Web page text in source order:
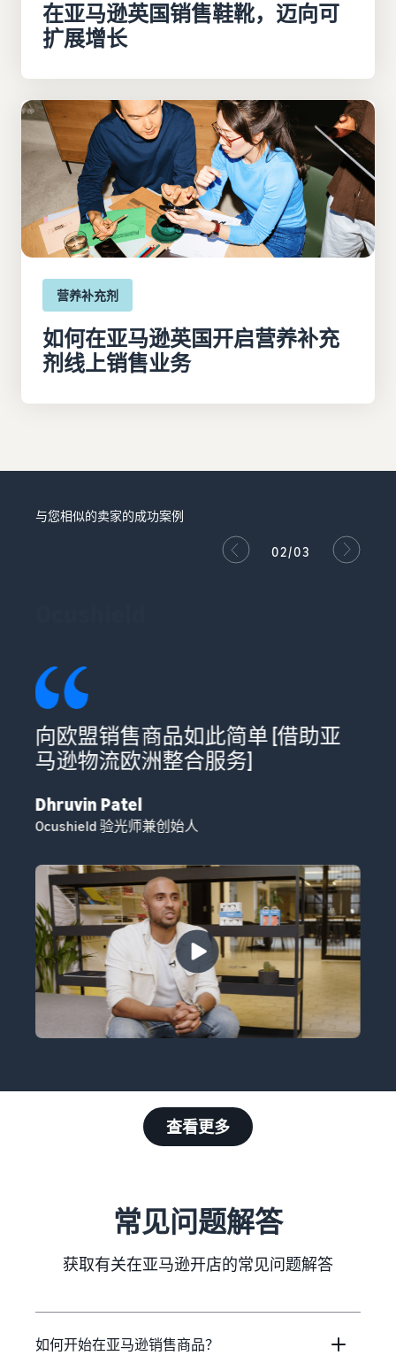
在亚马逊英国销售鞋靴，迈向可
扩展增长
营养补充剂
如何在亚马逊英国开启营养补充
剂线上销售业务
与您相似的卖家的成功案例
02/03
向欧盟销售商品如此简单 [借助亚
马逊物流欧洲整合服务]
Dhruvin Patel
Ocushield 验光师兼创始人
查看更多
常见问题解答
获取有关在亚马逊开店的常见问题解答
如何开始在亚马逊销售商品？